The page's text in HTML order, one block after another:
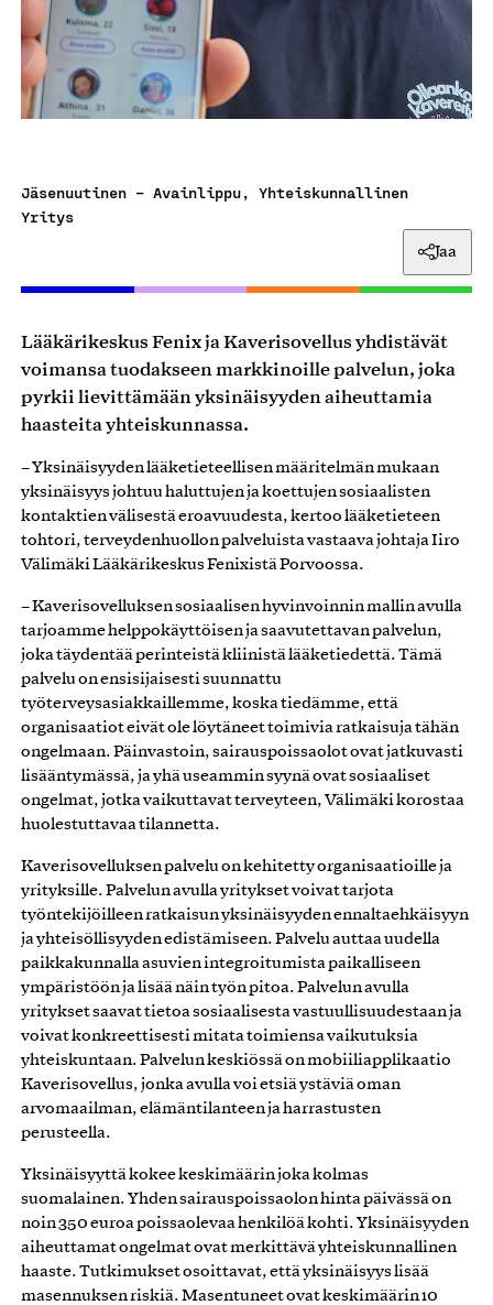
Jäsenuutinen – Avainlippu, Yhteiskunnallinen
Yritys
Jaa
Lääkärikeskus Fenix ja Kaverisovellus yhdistävät
voimansa tuodakseen markkinoille palvelun, joka
pyrkii lievittämään yksinäisyyden aiheuttamia
haasteita yhteiskunnassa.
– Yksinäisyyden lääketieteellisen määritelmän mukaan
yksinäisyys johtuu haluttujen ja koettujen sosiaalisten
kontaktien välisestä eroavuudesta, kertoo lääketieteen
tohtori, terveydenhuollon palveluista vastaava johtaja Iiro
Välimäki Lääkärikeskus Fenixistä Porvoossa.
– Kaverisovelluksen sosiaalisen hyvinvoinnin mallin avulla
tarjoamme helppokäyttöisen ja saavutettavan palvelun,
joka täydentää perinteistä kliinistä lääketiedettä. Tämä
palvelu on ensisijaisesti suunnattu
työterveysasiakkaillemme, koska tiedämme, että
organisaatiot eivät ole löytäneet toimivia ratkaisuja tähän
ongelmaan. Päinvastoin, sairauspoissaolot ovat jatkuvasti
lisääntymässä, ja yhä useammin syynä ovat sosiaaliset
ongelmat, jotka vaikuttavat terveyteen, Välimäki korostaa
huolestuttavaa tilannetta.
Kaverisovelluksen palvelu on kehitetty organisaatioille ja
yrityksille. Palvelun avulla yritykset voivat tarjota
työntekijöilleen ratkaisun yksinäisyyden ennaltaehkäisyyn
ja yhteisöllisyyden edistämiseen. Palvelu auttaa uudella
paikkakunnalla asuvien integroitumista paikalliseen
ympäristöön ja lisää näin työn pitoa. Palvelun avulla
yritykset saavat tietoa sosiaalisesta vastuullisuudestaan ja
voivat konkreettisesti mitata toimiensa vaikutuksia
yhteiskuntaan. Palvelun keskiössä on mobiiliapplikaatio
Kaverisovellus, jonka avulla voi etsiä ystäviä oman
arvomaailman, elämäntilanteen ja harrastusten
perusteella.
Yksinäisyyttä kokee keskimäärin joka kolmas
suomalainen. Yhden sairauspoissaolon hinta päivässä on
noin 350 euroa poissaolevaa henkilöä kohti. Yksinäisyyden
aiheuttamat ongelmat ovat merkittävä yhteiskunnallinen
haaste. Tutkimukset osoittavat, että yksinäisyys lisää
masennuksen riskiä. Masentuneet ovat keskimäärin 10